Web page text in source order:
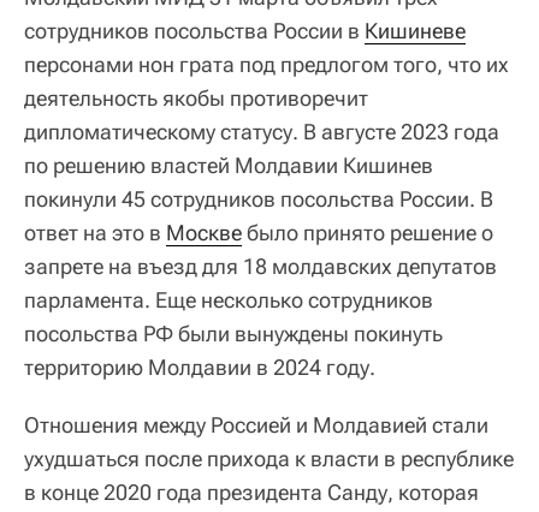
сотрудников посольства России в Кишиневе
персонами нон грата под предлогом того, что их
деятельность якобы противоречит
дипломатическому статусу. В августе 2023 года
по решению властей Молдавии Кишинев
покинули 45 сотрудников посольства России. В
ответ на это в Москвебыло принято решение о
запрете на въезд для 18 молдавских депутатов
парламента. Еще несколько сотрудников
посольства РФ были вынуждены покинуть
территорию Молдавии в 2024 году.
Отношения между Россией и Молдавией стали
ухудшаться после прихода к власти в республике
в конце 2020 года президента Санду, которая